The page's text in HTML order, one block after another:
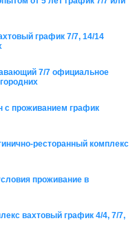
график 7/7, 14/14
7/7 официальное
с проживанием график
ресторанный комплекс
проживание в
вахтовый график 4/4, 7/7,